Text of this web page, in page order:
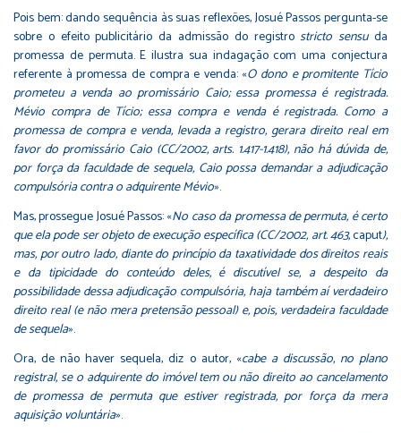
Pois bem: dando sequência às suas reflexões, Josué Passos pergunta-se
sobre o efeito publicitário da admissão do registrostricto sensuda
promessa de permuta. E ilustra sua indagação com uma conjectura
referente à promessa de compra e venda: «O dono e promitente Tício
prometeu a venda ao promissário Caio; essa promessa é registrada.
Mévio compra de Tício; essa compra e venda é registrada. Como a
promessa de compra e venda, levada a registro, gerara direito real em
favor do promissário Caio (CC/2002, arts. 1.417-1.418), não há dúvida de,
por força da faculdade de sequela, Caio possa demandar a adjudicação
compulsória contra o adquirente Mévio».
Mas, prossegue Josué Passos: «No caso da promessa de permuta, é certo
que ela pode ser objeto de execução específica (CC/2002, art. 463,caput),
mas, por outro lado, diante do princípio da taxatividade dos direitos reais
e da tipicidade do conteúdo deles, é discutível se, a despeito da
possibilidade dessa adjudicação compulsória, haja também aí verdadeiro
direito real (e não mera pretensão pessoal) e, pois, verdadeira faculdade
de sequela».
Ora, de não haver sequela, diz o autor, «cabe a discussão, no plano
registral, se o adquirente do imóvel tem ou não direito ao cancelamento
de promessa de permuta que estiver registrada, por força da mera
aquisição voluntária».